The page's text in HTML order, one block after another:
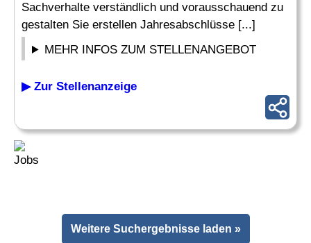
Sachverhalte verständlich und vorausschauend zu
gestalten Sie erstellen Jahresabschlüsse [...]
MEHR INFOS ZUM STELLENANGEBOT
▶ Zur Stellenanzeige
Weitere Suchergebnisse laden »